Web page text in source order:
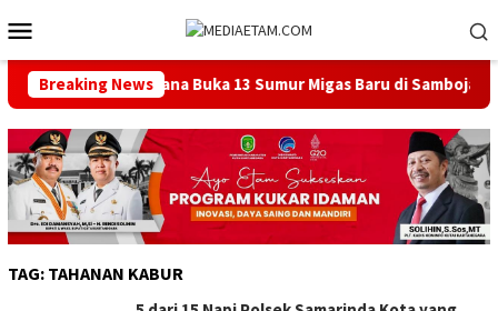
ke
kontenMobile
Breaking News
Pusat Berencana Buka 13 Sumur Migas Baru di Samboja
TAG: TAHANAN KABUR